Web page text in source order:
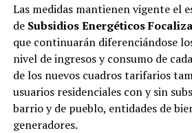
Las medidas mantienen vigente el
de Subsidios Energéticos
que continuarán diferenciándose
nivel de ingresos y consumo de
de los nuevos cuadros tarifarios
usuarios residenciales con y sin
barrio y de pueblo, entidades de
generadores.